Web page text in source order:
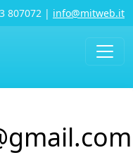
807072 | info@mitweb.it